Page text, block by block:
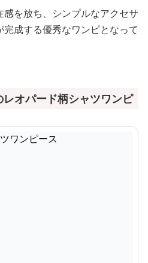
を放ち、シンプルなアクセサ
成する優秀なワンピとなって
オパード柄シャツワンピ